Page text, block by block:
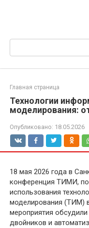
Поиск:
Главная страница
Технологии
моделирования:
Опубликовано: 18.05.2026
18 мая 2026 года в
конференция ТИМИ,
использования
моделирования (ТИМ) в
мероприятия
двойников и